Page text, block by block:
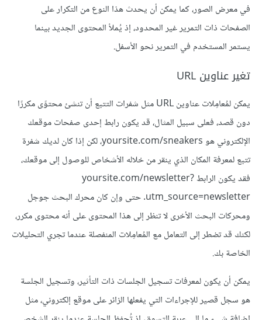
في معرض الصور، كما يمكن أن يحدث هذا النوع من التكرار على
الصفحات ذات التمرير غير المحدود، إذ يُملأ المحتوى الجديد بينما
يستمر المستخدم في التمرير نحو الأسفل.
تغير عناوين URL
يمكن لمُعامِلات عناوين URL مثل شفرات التتبع أن تنشئ محتوًى مكررًا
دون قصد، فعلى سبيل المثال، قد يكون رابط إحدى صفحات موقعك
الإلكتروني هو yoursite.com/sneakers، لكن إذا كان لديك شفرة
تتبع لمعرفة المكان الذي ينقر من خلاله الأشخاص للوصول إلى موقعك،
فقد يكون الرابط yoursite.com/newsletter?
utm_source=newsletter. حتى وإن كان محرك البحث جوجل
ومحركات البحث الأخرى لا تنظر إلى هذا المحتوى على أنه محتوى مكرر،
لكنك قد تضطر إلى التعامل مع المُعامِلات المنفصلة عندما تجري التحليلات
الخاصة بك.
يمكن أن يكون لمعرفات تسجيل الجلسات ذات التأثير، وتسجيل الجلسة
هو سجل قصير للإجراءات التي يفعلها الزائر على موقع إلكتروني، مثل